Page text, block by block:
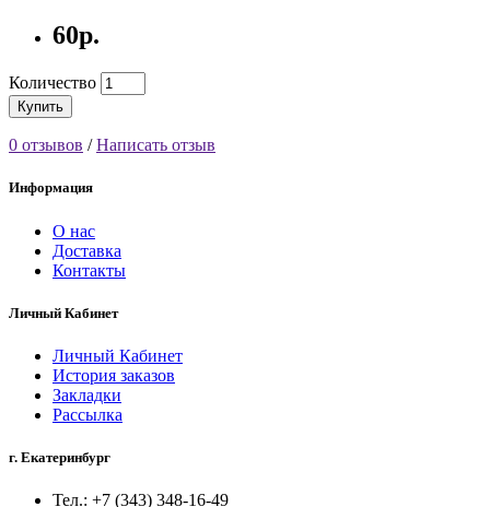
60р.
Количество
Купить
0 отзывов /Написать отзыв
Информация
О нас
Доставка
Контакты
Личный Кабинет
Личный Кабинет
История заказов
Закладки
Рассылка
г. Екатеринбург
Тел.: +7 (343) 348-16-49